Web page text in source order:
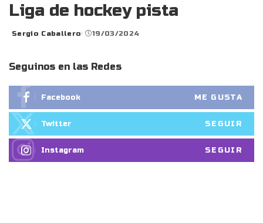
Liga de hockey pista
Posted
Sergio Caballero 19/03/2024
Seguinos en las Redes
Facebook ME GUSTA
Twitter SEGUIR
Instagram SEGUIR